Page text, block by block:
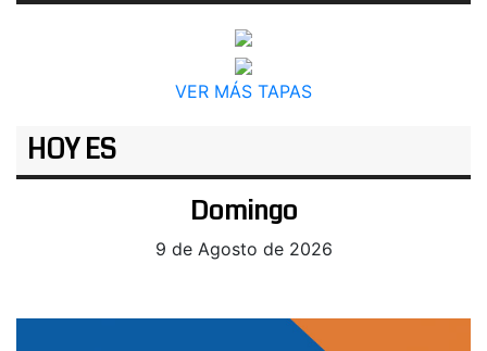
VER MÁS TAPAS
HOY ES
Domingo
9 de Agosto de 2026